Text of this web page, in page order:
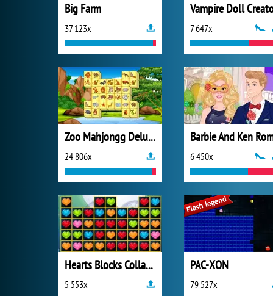
Big Farm
37 123x
Vampire Doll
7 647x
Zoo Mahjongg Deluxe
24 806x 6 450x
Hearts Blocks Collapse
5 553x
PAC-XON
79 527x